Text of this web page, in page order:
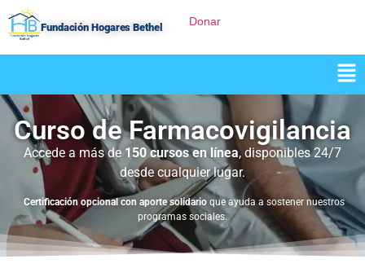
Fundación Hogares Bethel Donar
Curso de Farmacovigilancia
Accede a más de 150 cursos en línea, disponibles 24/7
desde cualquier lugar.
Certificación opcional con aporte solidarioque ayuda a sostener nuestros
programas sociales.